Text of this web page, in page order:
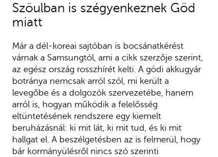
Szöulban is szégyenkeznek Göd
miatt
Már a dél-koreai sajtóban is bocsánatkérést
várnak a Samsungtól, ami a cikk szerzője szerint,
az egész ország rosszhírét kelti. A gödi akkugyár
botránya nemcsak arról szól, mi került a
levegőbe és a dolgozók szervezetébe, hanem
arról is, hogyan működik a felelősség
eltüntetésének rendszere egy kiemelt
beruházásnál: ki mit lát, ki mit tud, és ki mit
hallgat el. A beszélgetésben az is felmerül, hogy
bár kormányülésről nincs szó szerinti